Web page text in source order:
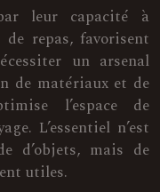
leur capacité à
repas, favorisent
un arsenal
de matériaux et de
l’espace de
L’essentiel n’est
d’objets, mais de
utiles.